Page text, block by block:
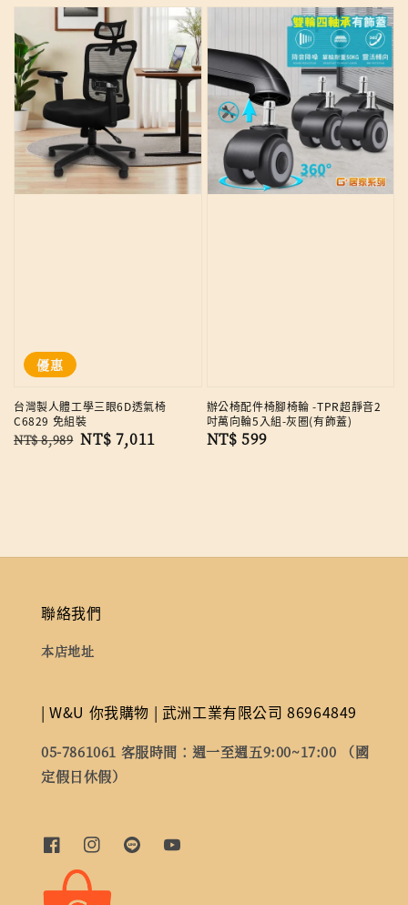
優惠
台灣製人體工學三眼6D透氣椅
C6829 免組裝
Regular
NT$ 8,989 Sale
NT$ 7,011
辦公椅配件椅腳椅輪 -TPR超靜音2
吋萬向輪5入組-灰圈(有飾蓋)
Regular
NT$ 599
聯絡我們
本店地址
| W&U 你我購物 | 武洲工業有限公司 86964849
05-7861061 客服時間：週一至週五9:00~17:00 （國
定假日休假）